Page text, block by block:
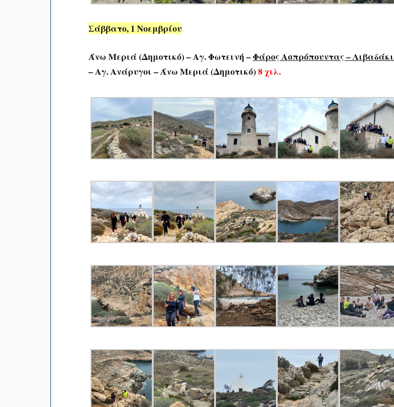
Σάββατο, 1 Νοεμβρίου
Άνω Μεριά (Δημοτικό) – Αγ. Φωτεινή –Φάρος Ασπρόπουντας – Λιβαδάκι
– Αγ. Ανάρυγοι – Άνω Μεριά (Δημοτικό)8 χιλ.